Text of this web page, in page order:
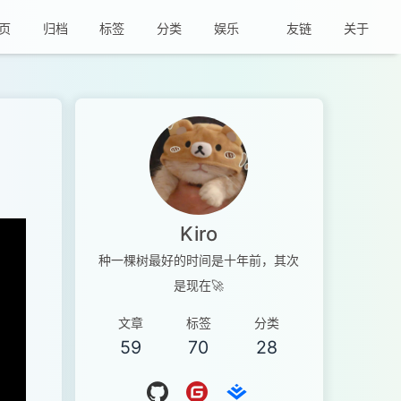
归档 标签 分类 娱乐 友链 关于
Kiro
种一棵树最好的时间是十年前，其次
是现在🚀
文章
59
标签
70
分类
28